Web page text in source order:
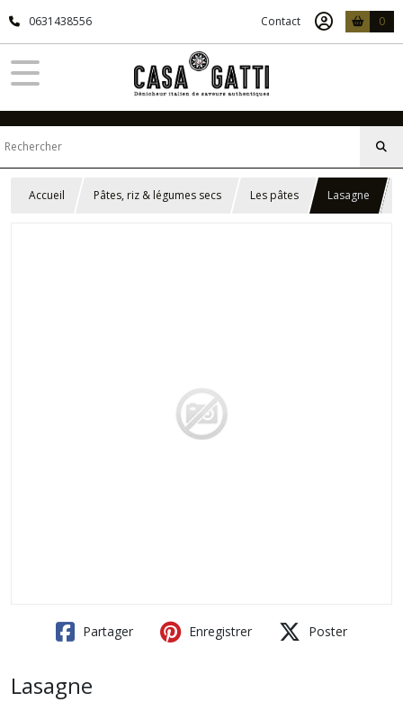
0631438556 Contact 0
Accueil Pâtes, riz & légumes secs Les pâtes Lasagne
Partager Enregistrer Poster
Lasagne